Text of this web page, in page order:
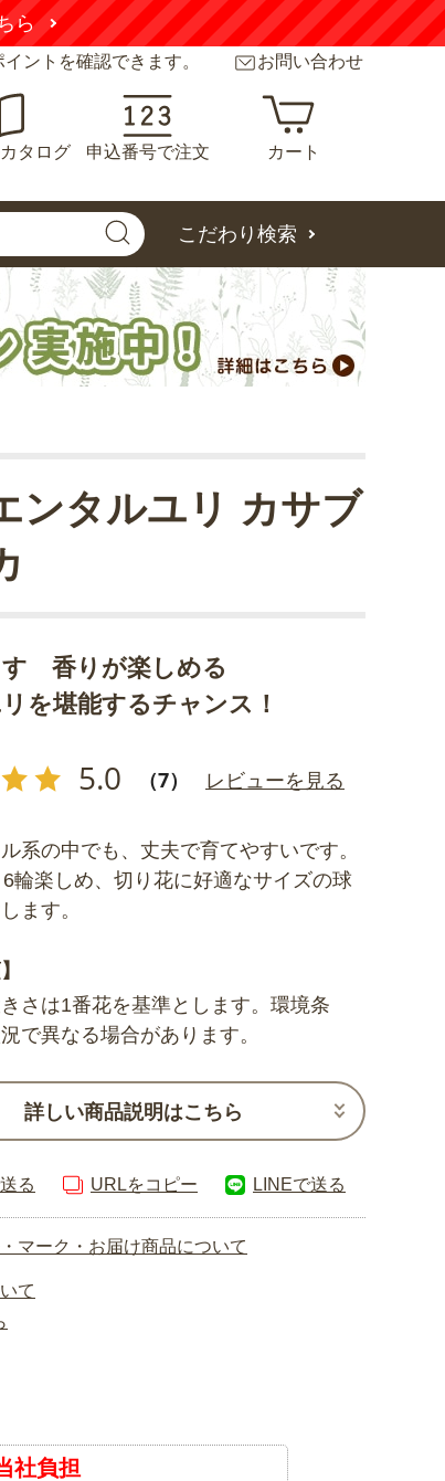
ら
ントを確認できます。 お問い合わせ
タログ 申込番号で注文 カート
こだわり検索
す 香りが楽しめる
を堪能するチャンス！
5.0 （7） レビューを見る
ンタルユリ カサブ
系の中でも、丈夫で育てやすいです。
輪楽しめ、切り花に好適なサイズの球
ます。
さは1番花を基準とします。環境条
で異なる場合があります。
詳しい商品説明はこちら
る URLをコピー LINEで送る
マーク・お届け商品について
て
社負担